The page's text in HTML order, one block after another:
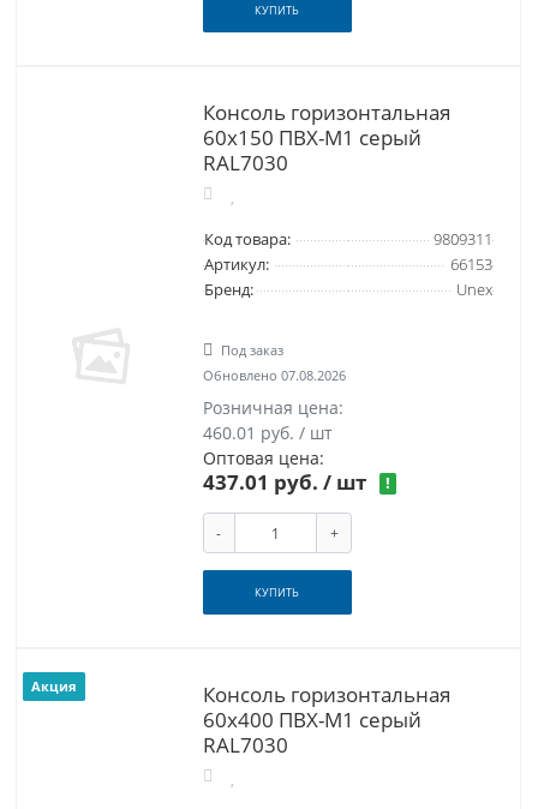
КУПИТЬ
Консоль горизонтальная
60x150 ПВХ-М1 серый
RAL7030
Код товара:
9809311
Артикул:
66153
Бренд:
Unex
Под заказ
Обновлено 07.08.2026
Розничная цена:
460.01 руб. / шт
Оптовая цена:
437.01 руб. / шт !
- +
КУПИТЬ
Акция
Консоль горизонтальная
60x400 ПВХ-М1 серый
RAL7030